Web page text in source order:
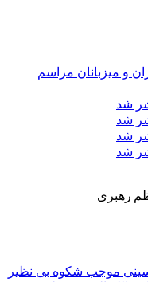
و میزبانان مراسم
شد
شد
شد
شد
رهبری
موجب شکوه بی نظیر